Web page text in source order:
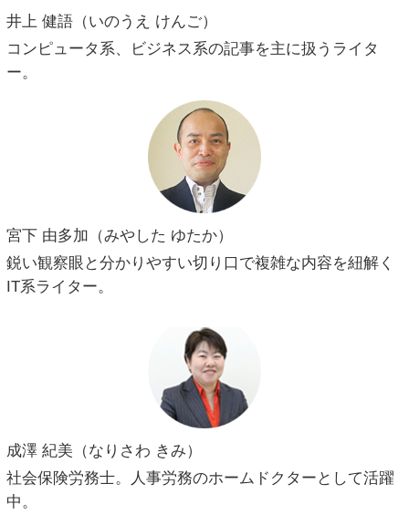
井上 健語（いのうえ けんご）
コンピュータ系、ビジネス系の記事を主に扱うライタ
ー。
宮下 由多加（みやした ゆたか）
鋭い観察眼と分かりやすい切り口で複雑な内容を紐解く
IT系ライター。
成澤 紀美（なりさわ きみ）
社会保険労務士。人事労務のホームドクターとして活躍
中。